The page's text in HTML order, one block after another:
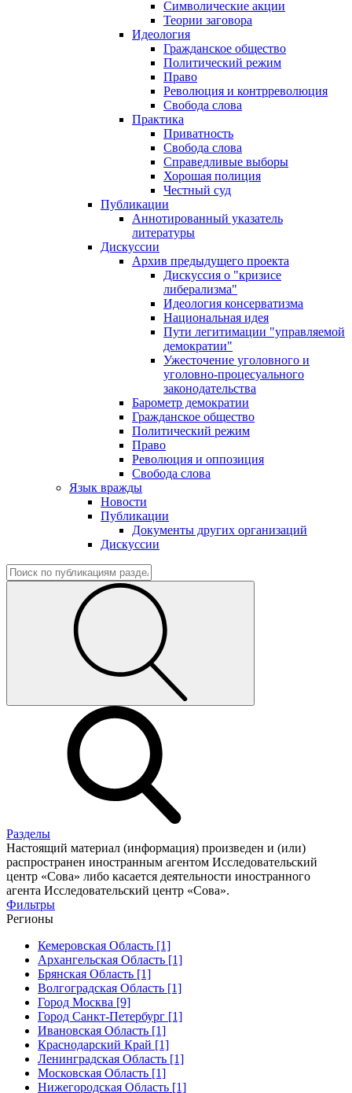
Символические акции
Теории заговора
Идеология
Гражданское общество
Политический режим
Право
Революция и контрреволюция
Свобода слова
Практика
Приватность
Свобода слова
Справедливые выборы
Хорошая полиция
Честный суд
Публикации
Аннотированный указатель
литературы
Дискуссии
Архив предыдущего проекта
Дискуссия о "кризисе
либерализма"
Идеология консерватизма
Национальная идея
Пути легитимации "управляемой
демократии"
Ужесточение уголовного и
уголовно-процесуального
законодательства
Барометр демократии
Гражданское общество
Политический режим
Право
Революция и оппозиция
Свобода слова
Язык вражды
Новости
Публикации
Документы других организаций
Дискуссии
Разделы
Настоящий материал (информация) произведен и (или)
распространен иностранным агентом Исследовательский
центр «Сова» либо касается деятельности иностранного
агента Исследовательский центр «Сова».
Фильтры
Регионы
Кемеровская Область [1]
Архангельская Область [1]
Брянская Область [1]
Волгоградская Область [1]
Город Москва [9]
Город Санкт-Петербург [1]
Ивановская Область [1]
Краснодарский Край [1]
Ленинградская Область [1]
Московская Область [1]
Нижегородская Область [1]